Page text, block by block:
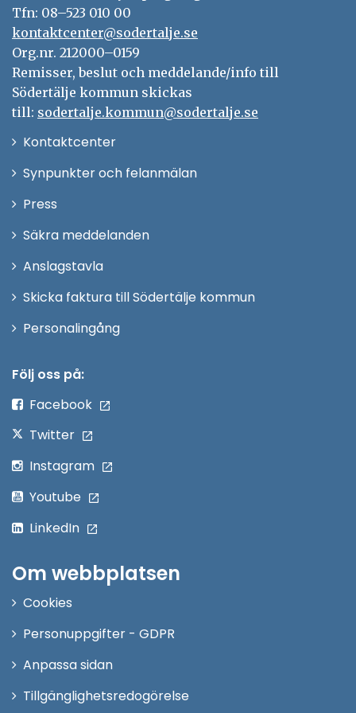
Tfn: 08–523 010 00
kontaktcenter@sodertalje.se
Org.nr. 212000–0159
Remisser, beslut och meddelande/info till
Södertälje kommun skickas
till: sodertalje.kommun@sodertalje.se
KontaktcenterÖppna
Synpunkter och felanmälan
Press
fönster
Säkra meddelanden
Anslagstavla
Skicka faktura till Södertälje kommun
PersonalingångÖppna
Följ oss på:
Facebook
Twitter
Instagram
Youtube
LinkedIn
Om webbplatsen
Cookies
Personuppgifter - GDPR
Anpassa sidan
Tillgänglighetsredogörelse